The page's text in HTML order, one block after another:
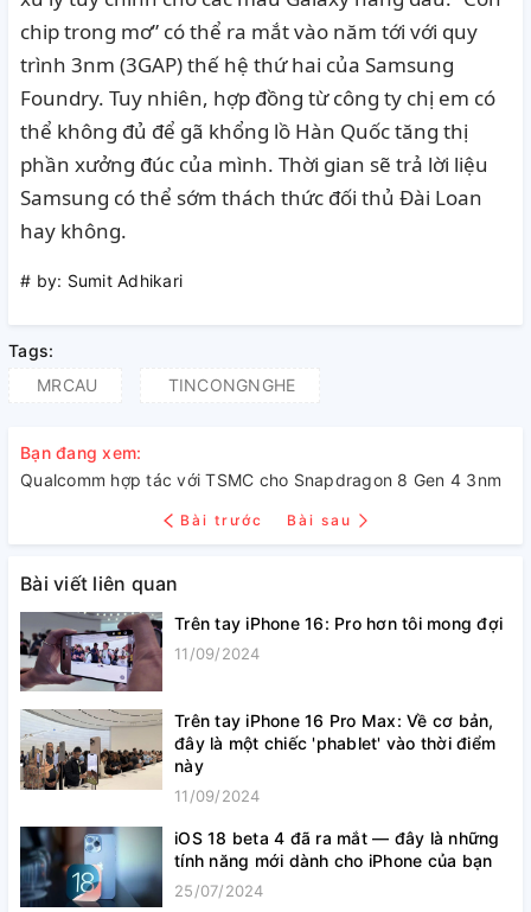
chip trong mơ” có thể ra mắt vào năm tới với quy
trình 3nm (3GAP) thế hệ thứ hai của Samsung
Foundry. Tuy nhiên, hợp đồng từ công ty chị em có
thể không đủ để gã khổng lồ Hàn Quốc tăng thị
phần xưởng đúc của mình. Thời gian sẽ trả lời liệu
Samsung có thể sớm thách thức đối thủ Đài Loan
hay không.
# by: Sumit Adhikari
Tags:
MRCAU
TINCONGNGHE
Bạn đang xem:
Qualcomm hợp tác với TSMC cho Snapdragon 8 Gen 4 3nm
Bài trước Bài sau
Bài viết liên quan
Trên tay iPhone 16: Pro hơn tôi mong đợi
11/09/2024
Trên tay iPhone 16 Pro Max: Về cơ bản,
đây là một chiếc 'phablet' vào thời điểm
này
11/09/2024
iOS 18 beta 4 đã ra mắt — đây là những
tính năng mới dành cho iPhone của bạn
25/07/2024